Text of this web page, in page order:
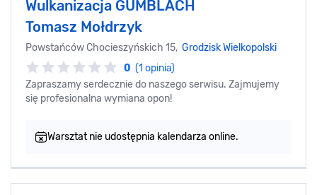
Wulkanizacja GUMBLACH
Tomasz Mołdrzyk
Powstańców Chocieszyńskich 15, Grodzisk Wielkopolski
0 (1 opinia)
Zapraszamy serdecznie do naszego serwisu. Zajmujemy
się profesionalna wymiana opon!
Warsztat nie udostępnia kalendarza online.